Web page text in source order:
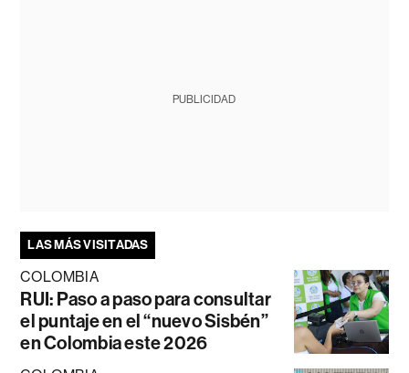
PUBLICIDAD
LAS MÁS VISITADAS
COLOMBIA
RUI: Paso a paso para consultar
el puntaje en el “nuevo Sisbén”
en Colombia este 2026